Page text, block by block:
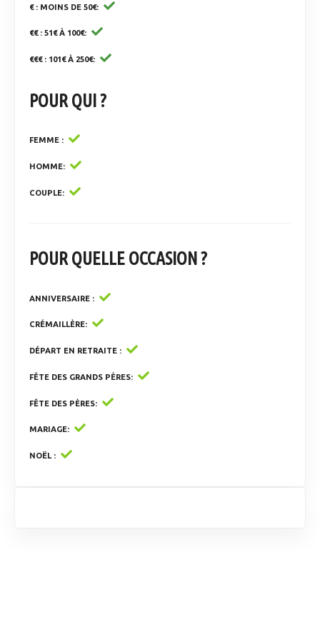
€ : MOINS DE 50€
€€ : 51€ À 100€
€€€ : 101€ À 250€
POUR QUI ?
FEMME
HOMME
COUPLE
POUR QUELLE OCCASION ?
ANNIVERSAIRE
CRÉMAILLÈRE
DÉPART EN RETRAITE
FÊTE DES GRANDS PÈRES
FÊTE DES PÈRES
MARIAGE
NOËL